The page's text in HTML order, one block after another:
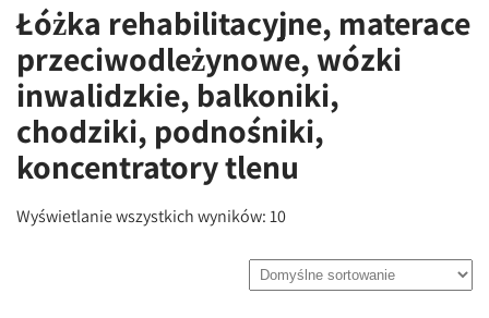
Łóżka rehabilitacyjne, materace
przeciwodleżynowe, wózki
inwalidzkie, balkoniki,
chodziki, podnośniki,
koncentratory tlenu
Wyświetlanie wszystkich wyników: 10